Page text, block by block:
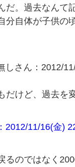
だ。過去なんて
分自体が子供
しさん：2012/
だけど、過去を
2012/11/16(金)
るのではなく